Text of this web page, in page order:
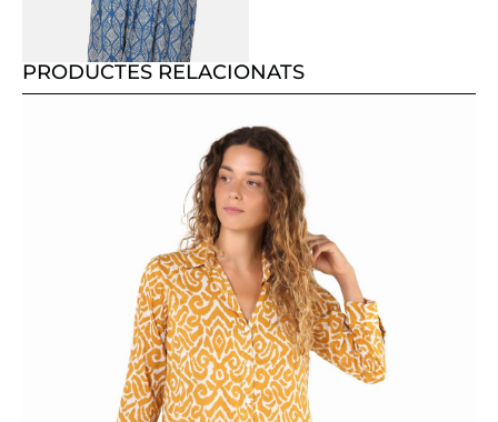
PRODUCTES RELACIONATS